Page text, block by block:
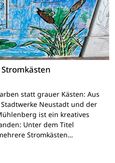
statt grauer Kästen: Aus
Neustadt und der
ist ein kreatives
Unter dem Titel
Stromkästen…